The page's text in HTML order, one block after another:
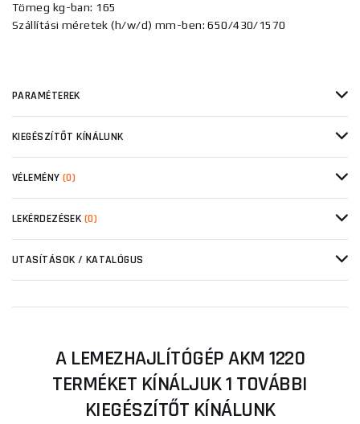
Tömeg kg-ban: 165
Szállítási méretek (h/w/d) mm-ben: 650/430/1570
PARAMÉTEREK
KIEGÉSZÍTŐT KÍNÁLUNK
VÉLEMÉNY (0)
LEKÉRDEZÉSEK (0)
UTASÍTÁSOK / KATALÓGUS
A LEMEZHAJLÍTÓGÉP AKM 1220
TERMÉKET KÍNÁLJUK 1 TOVÁBBI
KIEGÉSZÍTŐT KÍNÁLUNK